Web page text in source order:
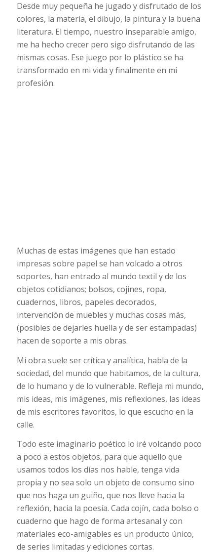
Desde muy pequeña he jugado y disfrutado de los
colores, la materia, el dibujo, la pintura y la buena
literatura. El tiempo, nuestro inseparable amigo,
me ha hecho crecer pero sigo disfrutando de las
mismas cosas. Ese juego por lo plástico se ha
transformado en mi vida y finalmente en mi
profesión.
Muchas de estas imágenes que han estado
impresas sobre papel se han volcado a otros
soportes, han entrado al mundo textil y de los
objetos cotidianos; bolsos, cojines, ropa,
cuadernos, libros, papeles decorados,
intervención de muebles y muchas cosas más,
(posibles de dejarles huella y de ser estampadas)
hacen de soporte a mis obras.
Mi obra suele ser crítica y analítica, habla de la
sociedad, del mundo que habitamos, de la cultura,
de lo humano y de lo vulnerable. Refleja mi mundo,
mis ideas, mis imágenes, mis reflexiones, las ideas
de mis escritores favoritos, lo que escucho en la
calle.
Todo este imaginario poético lo iré volcando poco
a poco a estos objetos, para que aquello que
usamos todos los días nos hable, tenga vida
propia y no sea solo un objeto de consumo sino
que nos haga un guiño, que nos lleve hacia la
reflexión, hacia la poesía. Cada cojín, cada bolso o
cuaderno que hago de forma artesanal y con
materiales eco-amigables es un producto único,
de series limitadas y ediciones cortas.